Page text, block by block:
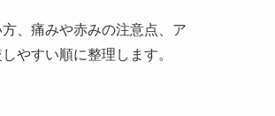
、痛みや赤みの注意点、ア
やすい順に整理します。